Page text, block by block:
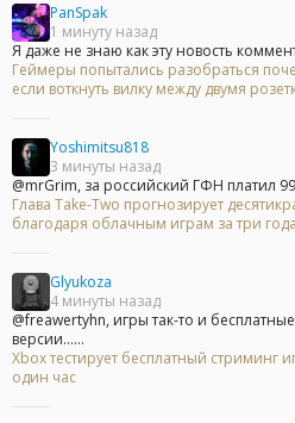
PanSpak
1 минуту назад
Я даже не знаю как эту новость
Геймеры попытались разобраться
если воткнуть вилку между двумя
Yoshimitsu818
3 минуты назад
@mrGrim, за российский ГФН платил
Глава Take-Two прогнозирует
благодаря облачным играм за три года
Glyukoza
4 минуты назад
@freawertyhn, игры так-то и
версии......
Xbox тестирует бесплатный стриминг
один час